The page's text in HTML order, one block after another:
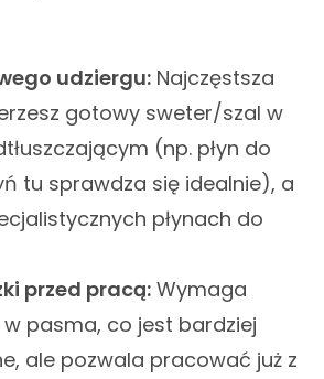
udziergu: Najczęstsza
gotowy sweter/szal w
(np. płyn do
tu sprawdza się idealnie), a
płynach do
przed pracą: Wymaga
pasma, co jest bardziej
ale pozwala pracować już z